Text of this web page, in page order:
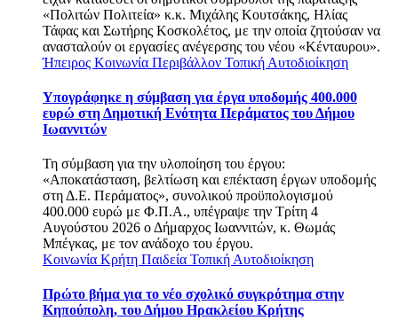
«Πολιτών Πολιτεία» κ.κ. Μιχάλης Κουτσάκης, Ηλίας
Τάφας και Σωτήρης Κοσκολέτος, με την οποία ζητούσαν να
ανασταλούν οι εργασίες ανέγερσης του νέου «Κένταυρου».
Ήπειρος Κοινωνία Περιβάλλον Τοπική Αυτοδιοίκηση
Υπογράφηκε η σύμβαση για έργα υποδομής 400.000
ευρώ στη Δημοτική Ενότητα Περάματος του Δήμου
Ιωαννιτών
Τη σύμβαση για την υλοποίηση του έργου:
«Αποκατάσταση, βελτίωση και επέκταση έργων υποδομής
στη Δ.Ε. Περάματος», συνολικού προϋπολογισμού
400.000 ευρώ με Φ.Π.Α., υπέγραψε την Τρίτη 4
Αυγούστου 2026 ο Δήμαρχος Ιωαννιτών, κ. Θωμάς
Μπέγκας, με τον ανάδοχο του έργου.
Κοινωνία Κρήτη Παιδεία Τοπική Αυτοδιοίκηση
Πρώτο βήμα για το νέο σχολικό συγκρότημα στην
Κηπούπολη, του Δήμου Ηρακλείου Κρήτης